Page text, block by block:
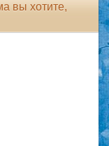
вы хотите,